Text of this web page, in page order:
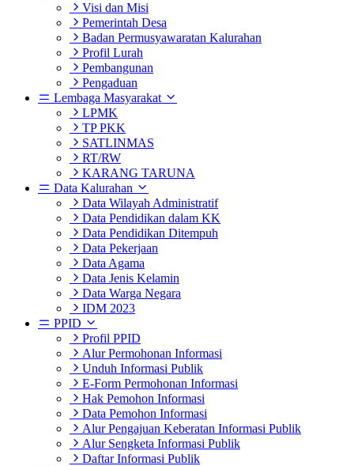
Visi dan Misi
Pemerintah Desa
Badan Permusyawaratan Kalurahan
Profil Lurah
Pembangunan
Pengaduan
Lembaga Masyarakat
LPMK
TP PKK
SATLINMAS
RT/RW
KARANG TARUNA
Data Kalurahan
Data Wilayah Administratif
Data Pendidikan dalam KK
Data Pendidikan Ditempuh
Data Pekerjaan
Data Agama
Data Jenis Kelamin
Data Warga Negara
IDM 2023
PPID
Profil PPID
Alur Permohonan Informasi
Unduh Informasi Publik
E-Form Permohonan Informasi
Hak Pemohon Informasi
Data Pemohon Informasi
Alur Pengajuan Keberatan Informasi Publik
Alur Sengketa Informasi Publik
Daftar Informasi Publik